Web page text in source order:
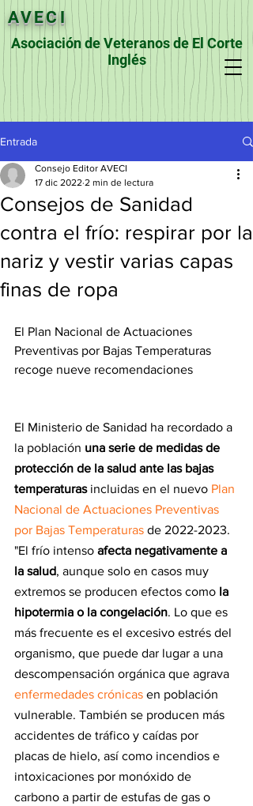
AVECI
Asociación de Veteranos de El Corte
Inglés
Entrada
Consejos de Sanidad
contra el frío: respirar por la
nariz y vestir varias capas
finas de ropa
Consejo Editor AVECI
17 dic 2022 2 min de lectura
El Plan Nacional de Actuaciones
Preventivas por Bajas Temperaturas
recoge nueve recomendaciones
El Ministerio de Sanidad ha recordado a
la población una serie de medidas de
protección de la salud ante las bajas
temperaturas incluidas en el nuevo Plan
Nacional de Actuaciones Preventivas
por Bajas Temperaturas de 2022-2023.
"El frío intenso afecta negativamente a
la salud, aunque solo en casos muy
extremos se producen efectos como la
hipotermia o la congelación. Lo que es
más frecuente es el excesivo estrés del
organismo, que puede dar lugar a una
descompensación orgánica que agrava
enfermedades crónicas en población
vulnerable. También se producen más
accidentes de tráfico y caídas por
placas de hielo, así como incendios e
intoxicaciones por monóxido de
carbono a partir de estufas de gas o